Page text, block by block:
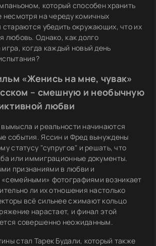
который способен хранить
на череду комичных
стараются убедить окружающих, что их
любовь. Однако, как долго
когда каждый новый день
«Женись на мне, чувак»
– смешную и необычную
любви
и реальности начинаются
события. Яссин и Фред вынуждены
статусу "супругов" и решать, что
или иммиграционные документы.
признаниями в любви и
фотографиями возникает
ли их отношения настолько
всё сильнее сжимают кольцо
нарастает, и финал этой
совершенно неожиданным.
стал Тарек Будали, который также